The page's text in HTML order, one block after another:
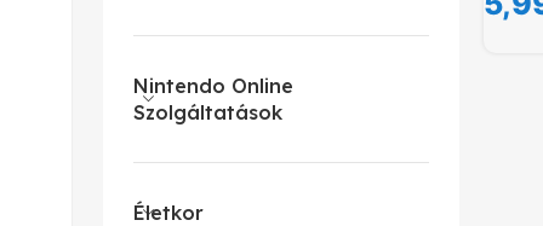
Nintendo Online
Szolgáltatások
Életkor